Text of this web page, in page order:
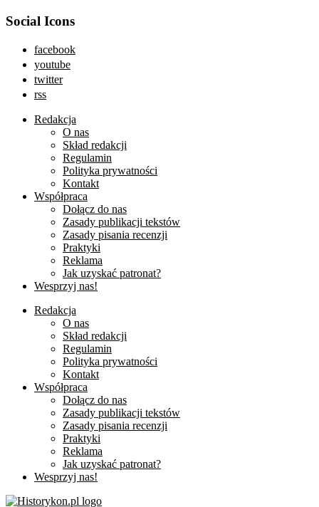
Social Icons
facebook
youtube
twitter
rss
Redakcja
O nas
Skład redakcji
Regulamin
Polityka prywatności
Kontakt
Współpraca
Dołącz do nas
Zasady publikacji tekstów
Zasady pisania recenzji
Praktyki
Reklama
Jak uzyskać patronat?
Wesprzyj nas!
Redakcja
O nas
Skład redakcji
Regulamin
Polityka prywatności
Kontakt
Współpraca
Dołącz do nas
Zasady publikacji tekstów
Zasady pisania recenzji
Praktyki
Reklama
Jak uzyskać patronat?
Wesprzyj nas!